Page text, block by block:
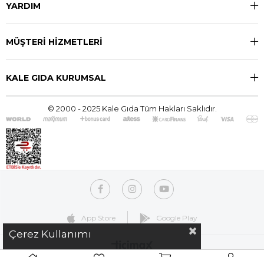
YARDIM
MÜŞTERİ HİZMETLERİ
KALE GIDA KURUMSAL
© 2000 - 2025 Kale Gıda Tüm Hakları Saklıdır.
App Store Google Play
Çerez Kullanımı